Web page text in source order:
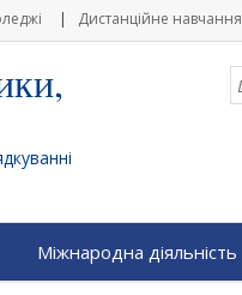
Дистанційне навчання
Міжнародна діяльність